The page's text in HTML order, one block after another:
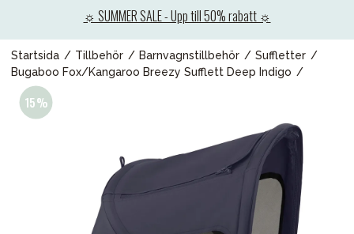
☼ SUMMER SALE - Upp till 50% rabatt ☼
Startsida Tillbehör Barnvagnstillbehör
Suffletter
Bugaboo Fox/Kangaroo Breezy Sufflett Deep Indigo
Barnvagnar
Bilbarnstolar
Leksaker
Förälder
Möbler & bädd
Tillbehör